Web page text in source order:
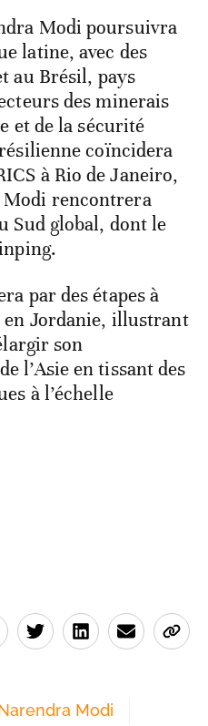
Modi poursuivra
latine, avec des
au Brésil, pays
des minerais
et de la sécurité
coïncidera
à Rio de Janeiro,
Modi rencontrera
Sud global, dont le
par des étapes à
en Jordanie, illustrant
son
l’Asie en tissant des
à l’échelle
Modi